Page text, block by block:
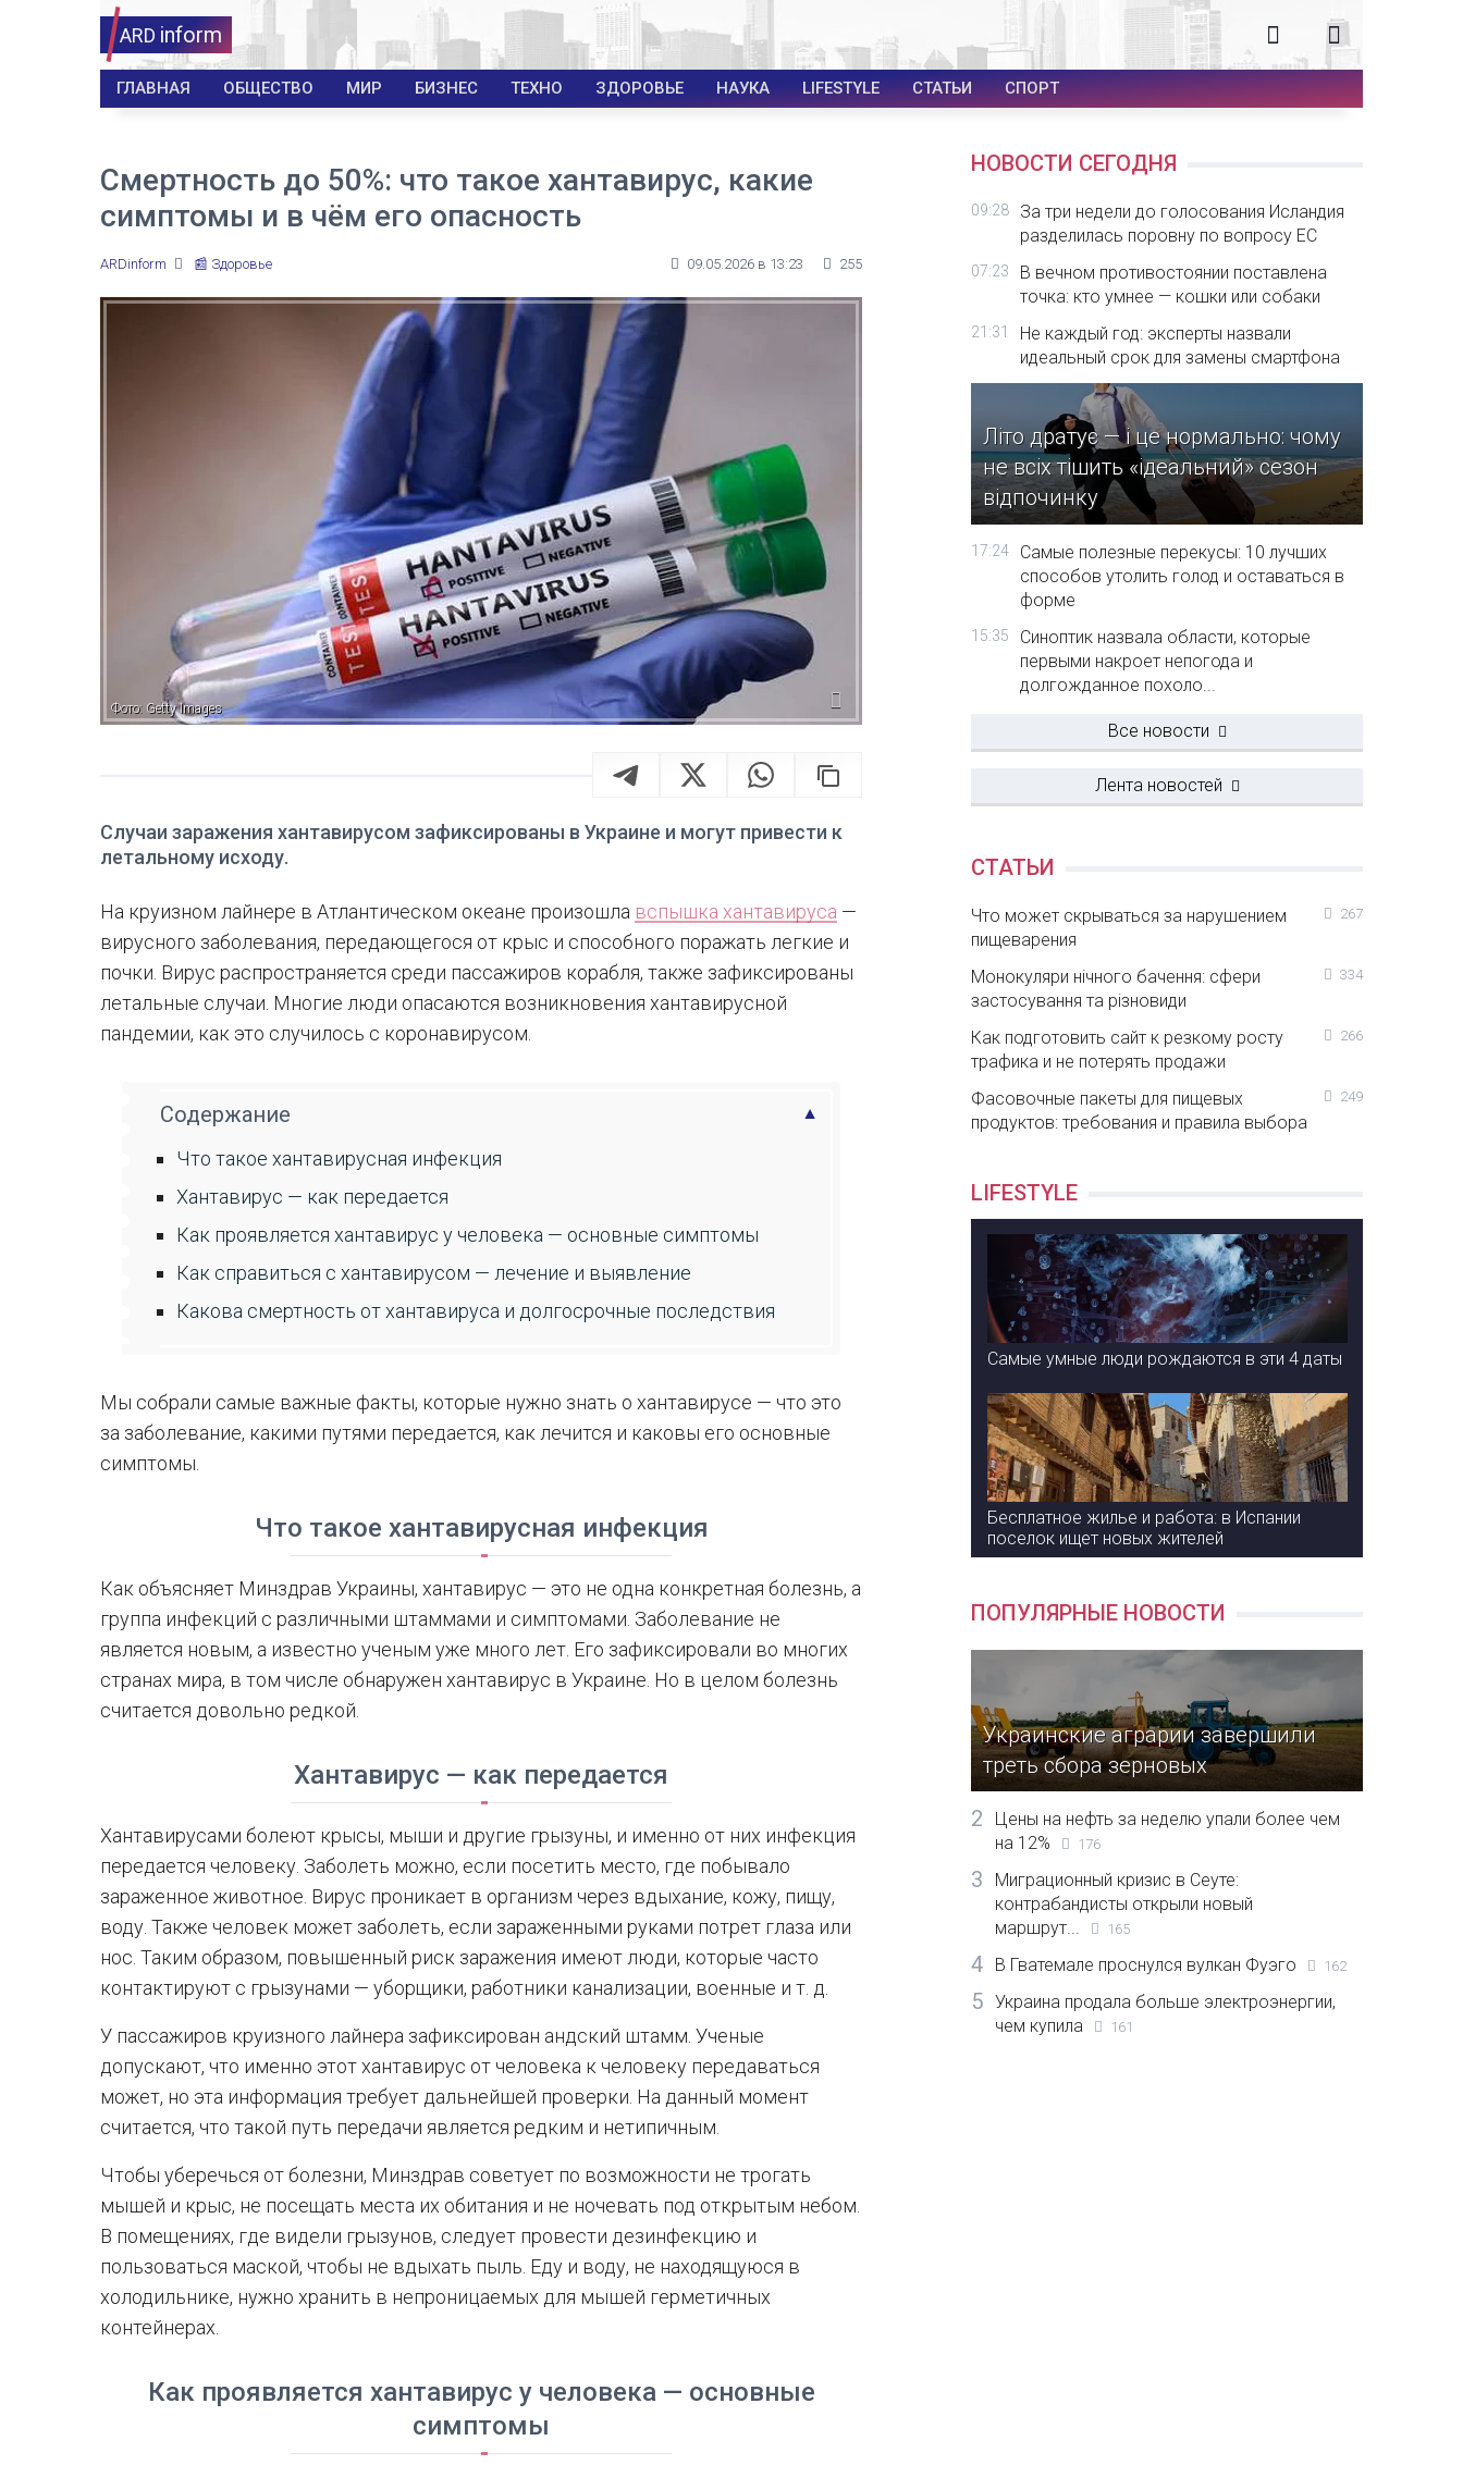
ARD inform
ГЛАВНАЯ ОБЩЕСТВО МИР БИЗНЕС ТЕХНО ЗДОРОВЬЕ НАУКА LIFESTYLE СТАТЬИ СПОРТ
Смертность до 50%: что такое хантавирус, какие
симптомы и в чём его опасность
ARDinform 📰 Здоровье 09.05.2026 в 13:23 255
Фото: Getty Images
Случаи заражения хантавирусом зафиксированы в Украине и могут привести к
летальному исходу.
На круизном лайнере в Атлантическом океане произошла вспышка хантавируса —
вирусного заболевания, передающегося от крыс и способного поражать легкие и
почки. Вирус распространяется среди пассажиров корабля, также зафиксированы
летальные случаи. Многие люди опасаются возникновения хантавирусной
пандемии, как это случилось с коронавирусом.
Содержание
Что такое хантавирусная инфекция
Хантавирус — как передается
Как проявляется хантавирус у человека — основные симптомы
Как справиться с хантавирусом — лечение и выявление
Какова смертность от хантавируса и долгосрочные последствия
Мы собрали самые важные факты, которые нужно знать о хантавирусе — что это
за заболевание, какими путями передается, как лечится и каковы его основные
симптомы.
Что такое хантавирусная инфекция
Как объясняет Минздрав Украины, хантавирус — это не одна конкретная болезнь, а
группа инфекций с различными штаммами и симптомами. Заболевание не
является новым, а известно ученым уже много лет. Его зафиксировали во многих
странах мира, в том числе обнаружен хантавирус в Украине. Но в целом болезнь
считается довольно редкой.
Хантавирус — как передается
Хантавирусами болеют крысы, мыши и другие грызуны, и именно от них инфекция
передается человеку. Заболеть можно, если посетить место, где побывало
зараженное животное. Вирус проникает в организм через вдыхание, кожу, пищу,
воду. Также человек может заболеть, если зараженными руками потрет глаза или
нос. Таким образом, повышенный риск заражения имеют люди, которые часто
контактируют с грызунами — уборщики, работники канализации, военные и т. д.
У пассажиров круизного лайнера зафиксирован андский штамм. Ученые
допускают, что именно этот хантавирус от человека к человеку передаваться
может, но эта информация требует дальнейшей проверки. На данный момент
считается, что такой путь передачи является редким и нетипичным.
Чтобы уберечься от болезни, Минздрав советует по возможности не трогать
мышей и крыс, не посещать места их обитания и не ночевать под открытым небом.
В помещениях, где видели грызунов, следует провести дезинфекцию и
пользоваться маской, чтобы не вдыхать пыль. Еду и воду, не находящуюся в
холодильнике, нужно хранить в непроницаемых для мышей герметичных
контейнерах.
Как проявляется хантавирус у человека — основные
симптомы
НОВОСТИ СЕГОДНЯ
09:28
За три недели до голосования Исландия
разделилась поровну по вопросу ЕС
07:23
В вечном противостоянии поставлена
точка: кто умнее — кошки или собаки
21:31
Не каждый год: эксперты назвали
идеальный срок для замены смартфона
Літо дратує — і це нормально: чому
не всіх тішить «ідеальний» сезон
відпочинку
17:24
Самые полезные перекусы: 10 лучших
способов утолить голод и оставаться в
форме
15:35
Синоптик назвала области, которые
первыми накроет непогода и
долгожданное похоло...
Все новости
Лента новостей
СТАТЬИ
Что может скрываться за нарушением
пищеварения
267
Монокуляри нічного бачення: сфери
застосування та різновиди
334
Как подготовить сайт к резкому росту
трафика и не потерять продажи
266
Фасовочные пакеты для пищевых
продуктов: требования и правила выбора
249
LIFESTYLE
Самые умные люди рождаются в эти 4 даты
Бесплатное жилье и работа: в Испании
поселок ищет новых жителей
ПОПУЛЯРНЫЕ НОВОСТИ
Украинские аграрии завершили
треть сбора зерновых
2
Цены на нефть за неделю упали более чем
на 12%
176
3
Миграционный кризис в Сеуте:
контрабандисты открыли новый
маршрут...
165
4 В Гватемале проснулся вулкан Фуэго 162
5
Украина продала больше электроэнергии,
чем купила
161